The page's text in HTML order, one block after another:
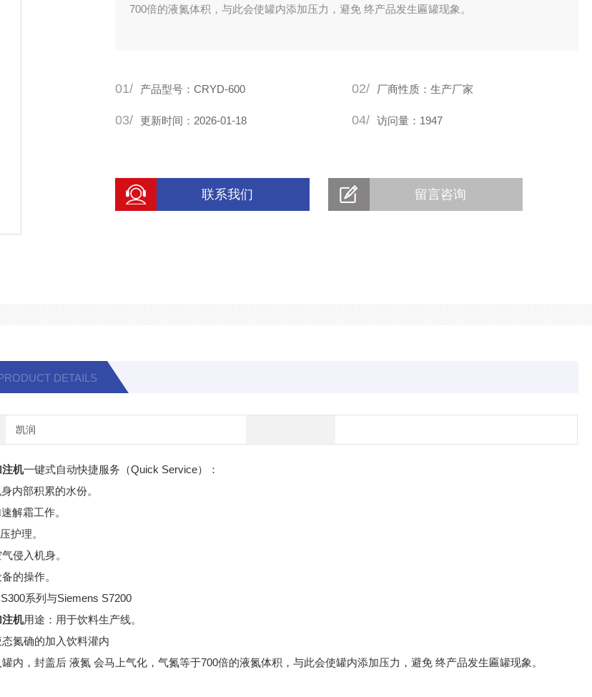
700倍的液氮体积，与此会使罐内添加压力，避免 终产品发生匾罐现象。
01/ 产品型号：CRYD-600 02/ 厂商性质：生产厂家
03/ 更新时间：2026-01-18 04/ 访问量：1947
联系我们 留言咨询
DETAILS
凯润
注机一键式自动快捷服务（Quick Service）：
内部积累的水份。
解霜工作。
护理。
侵入机身。
的操作。
系列与Siemens S7200
注机用途：用于饮料生产线。
氮确的加入饮料灌内
内，封盖后 液氮 会马上气化，气氮等于700倍的液氮体积，与此会使罐内添加压力，避免 终产品发生匾罐现象。